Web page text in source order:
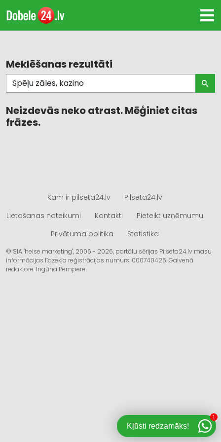
Meklēšanas rezultāti
Neizdevās neko atrast. Mēģiniet citas
frāzes.
Kam ir pilseta24.lv
Pilseta24.lv
Lietošanas noteikumi
Kontakti
Pieteikt uzņēmumu
Privātuma politika
Statistika
© SIA "heise marketing", 2006 - 2026, portālu sērijas Pilseta24.lv masu
informācijas līdzekļa reģistrācijas numurs: 000740426. Galvenā
redaktore: Ingūna Pempere.
Kļūsti redzamāks!
1